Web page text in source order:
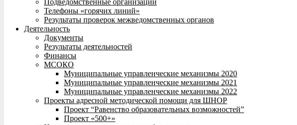
Подведомственные организации
Телефоны «горячих линий»
Результаты проверок межведомственных органов
Деятельность
Документы
Результаты деятельностей
Финансы
МСОКО
Муниципальные управленческие механизмы 2020
Муниципальные управленческие механизмы 2021
Муниципальные управленческие механизмы 2022
Проекты адресной методической помощи для ШНОР
Проект “Равенство образовательных возможностей”
Проект «500+»